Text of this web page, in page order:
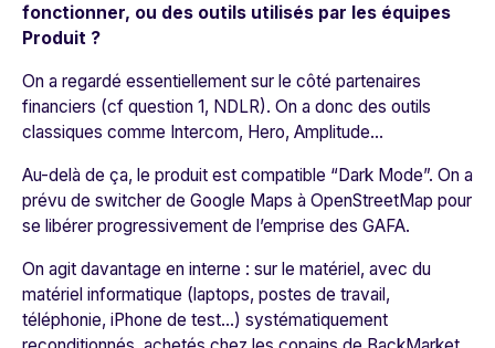
fonctionner, ou des outils utilisés par les équipes
Produit ?
On a regardé essentiellement sur le côté partenaires
financiers (cf question 1, NDLR). On a donc des outils
classiques comme Intercom, Hero, Amplitude…
Au-delà de ça, le produit est compatible “Dark Mode”. On a
prévu de switcher de Google Maps à OpenStreetMap pour
se libérer progressivement de l’emprise des GAFA.
On agit davantage en interne : sur le matériel, avec du
matériel informatique (laptops, postes de travail,
téléphonie, iPhone de test…) systématiquement